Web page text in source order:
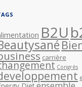
B2U
carrière
Congrès